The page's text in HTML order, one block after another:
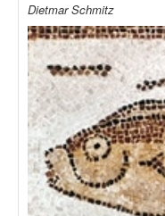
Dietmar Schmitz